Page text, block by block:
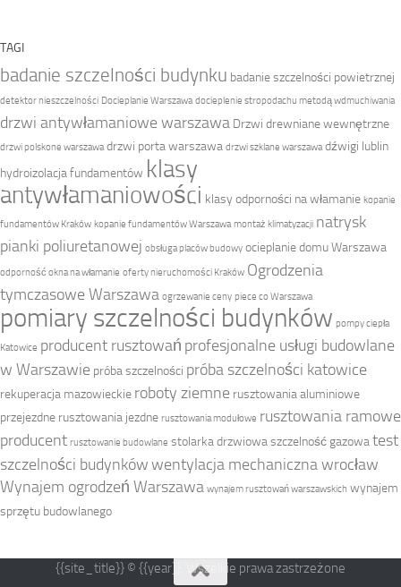
TAGI
badanie szczelności budynku badanie szczelności powietrznej
detektor nieszczelności Docieplanie Warszawa docieplenie stropodachu metodą wdmuchiwania
drzwi antywłamaniowe warszawa Drzwi drewniane wewnętrzne
drzwi polskone warszawa drzwi porta warszawa drzwi szklane warszawa dźwigi lublin
hydroizolacja fundamentów klasy
antywłamaniowości klasy odporności na włamanie kopanie
fundamentów Kraków kopanie fundamentów Warszawa montaż klimatyzacji natrysk
pianki poliuretanowej obsługa placów budowy ocieplanie domu Warszawa
odporność okna na włamanie oferty nieruchomości Kraków Ogrodzenia
tymczasowe Warszawa ogrzewanie ceny piece co Warszawa
pomiary szczelności budynków pompy ciepła
Katowice producent rusztowań profesjonalne usługi budowlane
w Warszawie próba szczelności próba szczelności katowice
rekuperacja mazowieckie roboty ziemne rusztowania aluminiowe
przejezdne rusztowania jezdne rusztowania modułowe rusztowania ramowe
producent rusztowanie budowlane stolarka drzwiowaszczelność gazowatest
szczelności budynkówwentylacja mechaniczna wrocław
Wynajem ogrodzeń Warszawa wynajem rusztowań warszawskich wynajem
sprzętu budowlanego
{{site_title}} © {{year}}. Wszelkie prawa zastrzeżone